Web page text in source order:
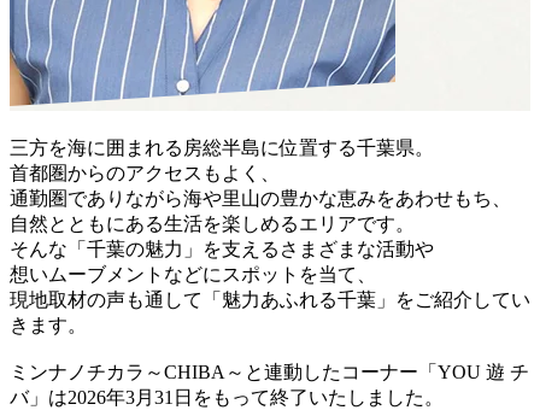
三方を海に囲まれる房総半島に位置する千葉県。
首都圏からのアクセスもよく、
通勤圏でありながら海や里山の豊かな恵みをあわせもち、
自然とともにある生活を楽しめるエリアです。
そんな「千葉の魅力」を支えるさまざまな活動や
想いムーブメントなどにスポットを当て、
現地取材の声も通して「魅力あふれる千葉」をご紹介してい
きます。
ミンナノチカラ～CHIBA～と連動したコーナー「YOU 遊 チ
バ」は2026年3月31日をもって終了いたしました。